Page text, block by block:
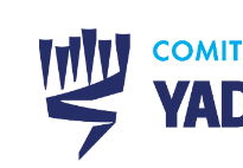
content